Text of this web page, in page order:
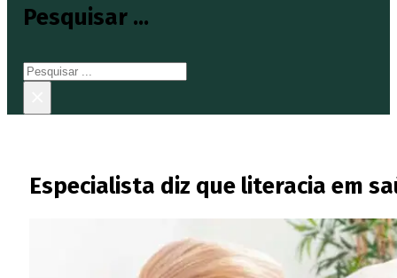
Pesquisar ...
Pesquisar
Especialista diz que literacia em